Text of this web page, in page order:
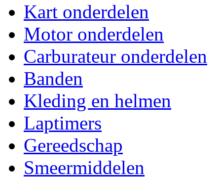
Kart onderdelen
Motor onderdelen
Carburateur onderdelen
Banden
Kleding en helmen
Laptimers
Gereedschap
Smeermiddelen